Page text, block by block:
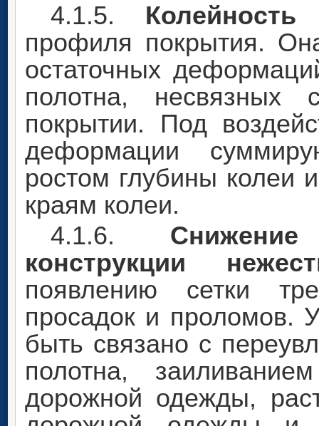
4.1.5. Колейность
профиля покрытия.
остаточных
полотна,
покрытии. Под
деформации
ростом глубины колеи
краям колеи.
4.1.6.
конструкции
появлению сетки
просадок и проломов.
быть связано с
полотна,
дорожной одежды,